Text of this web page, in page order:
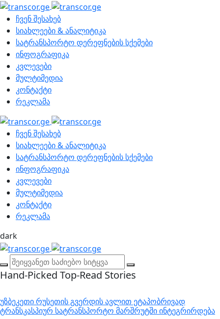
ჩვენ შესახებ
სიახლეები & ანალიტიკა
სატრანსპორტო დერეფნების სქემები
ინფოგრაფიკა
კვლევები
მულტიმედია
კონტაქტი
რეკლამა
ჩვენ შესახებ
სიახლეები & ანალიტიკა
სატრანსპორტო დერეფნების სქემები
ინფოგრაფიკა
კვლევები
მულტიმედია
კონტაქტი
რეკლამა
dark
Hand-Picked Top-Read Stories
უზბეკეთი რუსეთის გვერდის ავლით ეტაპობრივად
ტრანსკასპიურ სატრანსპორტო მარშრუტში ინტეგრირდება